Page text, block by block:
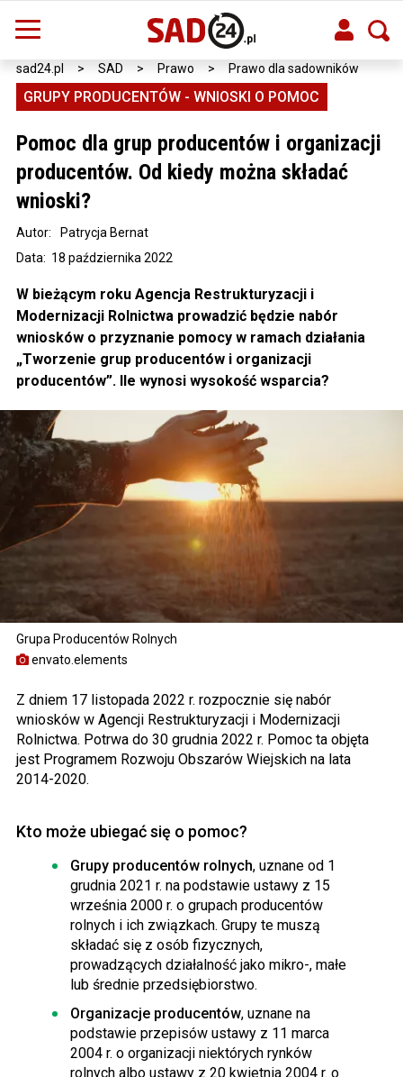
sad24.pl > SAD > Prawo > Prawo dla sadowników
Grupa Producentów Rolnych
envato.elements
GRUPY PRODUCENTÓW - WNIOSKI O POMOC
Pomoc dla grup producentów i organizacji
producentów. Od kiedy można składać
wnioski?
Data: 18 października 2022
Autor: Patrycja Bernat
W bieżącym roku Agencja Restrukturyzacji i
Modernizacji Rolnictwa prowadzić będzie nabór
wniosków o przyznanie pomocy w ramach działania
„Tworzenie grup producentów i organizacji
producentów”. Ile wynosi wysokość wsparcia?
Z dniem 17 listopada 2022 r. rozpocznie się nabór
wniosków w Agencji Restrukturyzacji i Modernizacji
Rolnictwa. Potrwa do 30 grudnia 2022 r. Pomoc ta objęta
jest Programem Rozwoju Obszarów Wiejskich na lata
2014-2020.
Kto może ubiegać się o pomoc?
Grupy producentów rolnych, uznane od 1
grudnia 2021 r. na podstawie ustawy z 15
września 2000 r. o grupach producentów
rolnych i ich związkach. Grupy te muszą
składać się z osób fizycznych,
prowadzących działalność jako mikro-, małe
lub średnie przedsiębiorstwo.
Organizacje producentów, uznane na
podstawie przepisów ustawy z 11 marca
2004 r. o organizacji niektórych rynków
rolnych albo ustawy z 20 kwietnia 2004 r. o